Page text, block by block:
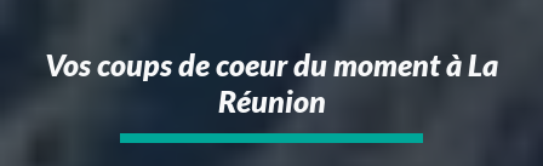
Vos coups de coeur du moment à La
Réunion